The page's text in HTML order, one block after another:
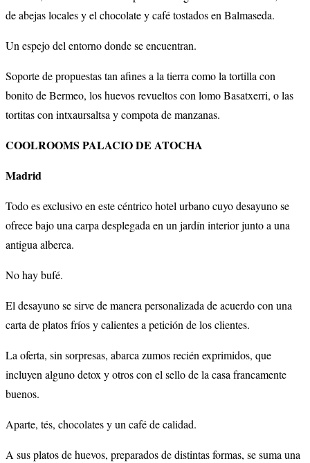
de abejas locales y el chocolate y café tostados en Balmaseda.
Un espejo del entorno donde se encuentran.
Soporte de propuestas tan afines a la tierra como la tortilla con
bonito de Bermeo, los huevos revueltos con lomo Basatxerri, o las
tortitas con intxaursaltsa y compota de manzanas.
COOLROOMS PALACIO DE ATOCHA
Madrid
Todo es exclusivo en este céntrico hotel urbano cuyo desayuno se
ofrece bajo una carpa desplegada en un jardín interior junto a una
antigua alberca.
No hay bufé.
El desayuno se sirve de manera personalizada de acuerdo con una
carta de platos fríos y calientes a petición de los clientes.
La oferta, sin sorpresas, abarca zumos recién exprimidos, que
incluyen alguno detox y otros con el sello de la casa francamente
buenos.
Aparte, tés, chocolates y un café de calidad.
A sus platos de huevos, preparados de distintas formas, se suma una